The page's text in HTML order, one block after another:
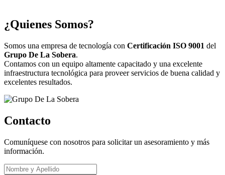
¿Quienes Somos?
Somos una empresa de tecnología con Certificación ISO 9001 del
Grupo De La Sobera.
Contamos con un equipo altamente capacitado y una excelente
infraestructura tecnológica para proveer servicios de buena calidad y
excelentes resultados.
Contacto
Comuníquese con nosotros para solicitar un asesoramiento y más
información.